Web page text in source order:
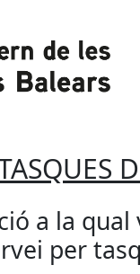
a la
per